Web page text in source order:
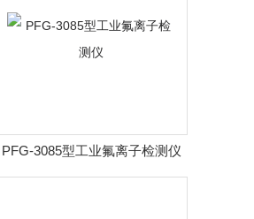
PFG-3085型工业氟离子检测仪